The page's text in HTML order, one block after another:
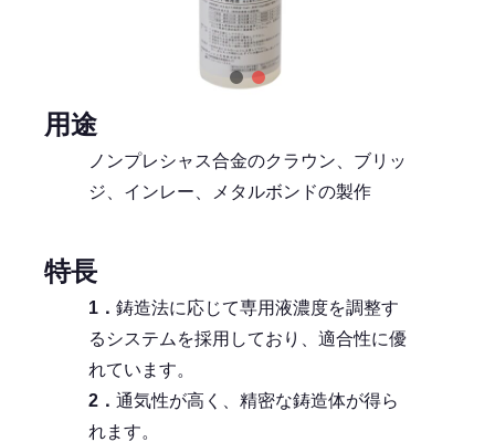
用途
ノンプレシャス合金のクラウン、ブリッ
ジ、インレー、メタルボンドの製作
特長
1． 鋳造法に応じて専用液濃度を調整す
るシステムを採用しており、適合性に優
れています。
2． 通気性が高く、精密な鋳造体が得ら
れます。